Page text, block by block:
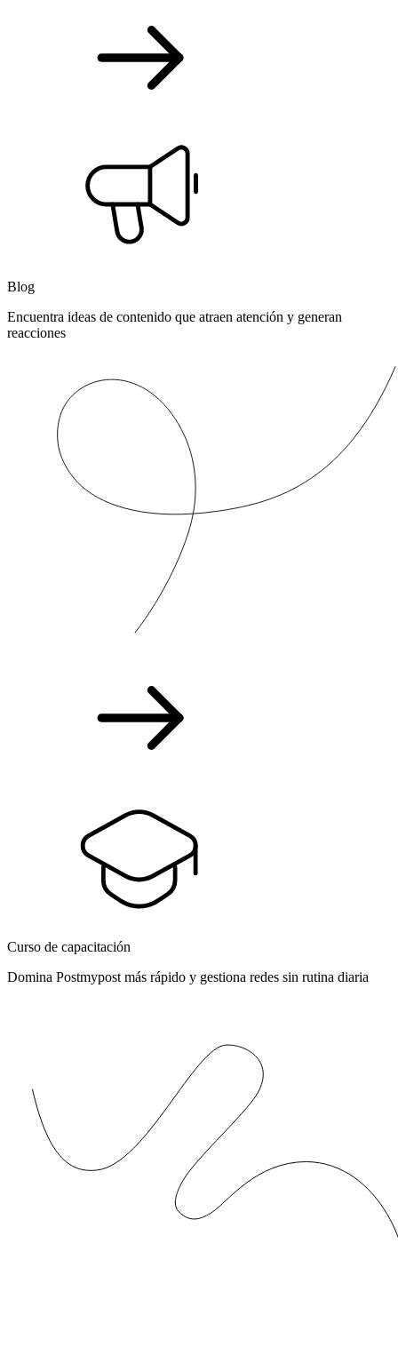
Blog
Encuentra ideas de contenido que atraen atención y generan
reacciones
Curso de capacitación
Domina Postmypost más rápido y gestiona redes sin rutina diaria